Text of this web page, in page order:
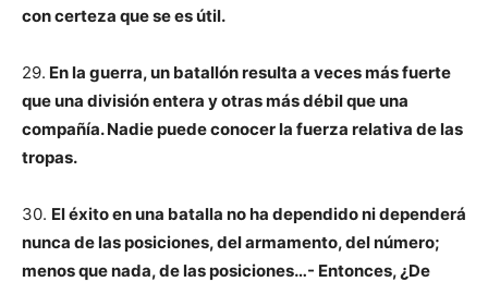
con certeza que se es útil.
29. En la guerra, un batallón resulta a veces más fuerte
que una división entera y otras más débil que una
compañía. Nadie puede conocer la fuerza relativa de las
tropas.
30. El éxito en una batalla no ha dependido ni dependerá
nunca de las posiciones, del armamento, del número;
menos que nada, de las posiciones…- Entonces, ¿De